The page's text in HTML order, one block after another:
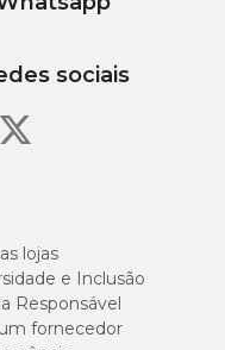
lojas
e Inclusão
Responsável
fornecedor
sociais